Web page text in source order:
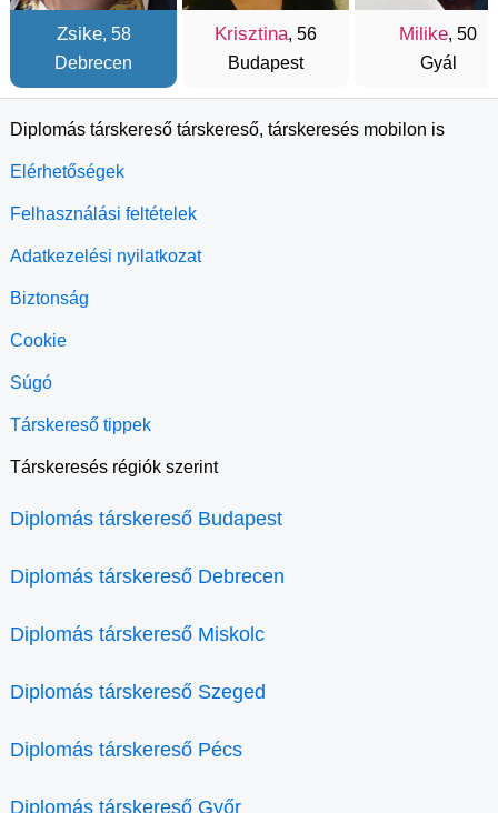
Zsike, 58
Debrecen
Krisztina, 56
Budapest
Milike, 50
Gyál
Diplomás társkereső társkereső, társkeresés mobilon is
Elérhetőségek
Felhasználási feltételek
Adatkezelési nyilatkozat
Biztonság
Cookie
Súgó
Társkereső tippek
Társkeresés régiók szerint
Diplomás társkereső Budapest
Diplomás társkereső Debrecen
Diplomás társkereső Miskolc
Diplomás társkereső Szeged
Diplomás társkereső Pécs
Diplomás társkereső Győr